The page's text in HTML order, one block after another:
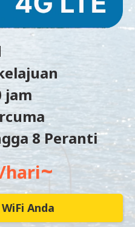
jam
8 Peranti
hari~
Anda